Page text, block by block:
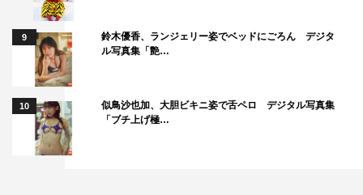
9
鈴木優香、ランジェリー姿でベッドにごろん デジタ
ル写真集「艶…
10
似鳥沙也加、大胆ビキニ姿で舌ペロ デジタル写真集
「ブチ上げ極…